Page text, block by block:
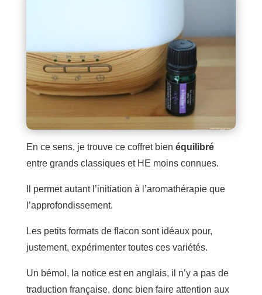
En ce sens, je trouve ce coffret bien équilibré
entre grands classiques et HE moins connues.
Il permet autant l’initiation à l’aromathérapie que
l’approfondissement.
Les petits formats de flacon sont idéaux pour,
justement, expérimenter toutes ces variétés.
Un bémol, la notice est en anglais, il n’y a pas de
traduction française, donc bien faire attention aux